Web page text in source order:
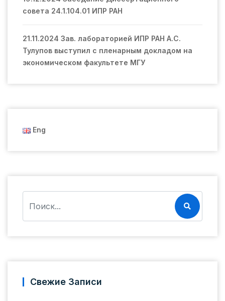
совета 24.1.104.01 ИПР РАН
21.11.2024 Зав. лабораторией ИПР РАН А.С.
Тулупов выступил с пленарным докладом на
экономическом факультете МГУ
Eng
Свежие Записи